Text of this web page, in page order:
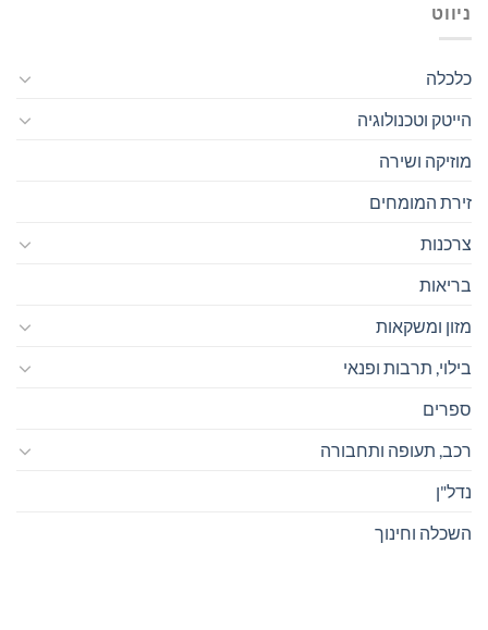
ניווט
כלכלה
הייטק וטכנולוגיה
מוזיקה ושירה
זירת המומחים
צרכנות
בריאות
מזון ומשקאות
בילוי, תרבות ופנאי
ספרים
רכב, תעופה ותחבורה
נדל"ן
השכלה וחינוך